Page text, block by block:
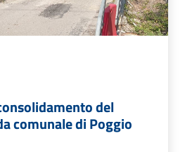
del
comunale di Poggio